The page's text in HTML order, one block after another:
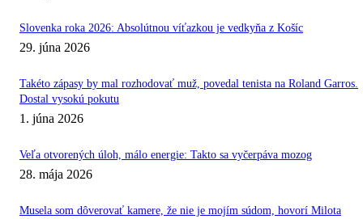
Slovenka roka 2026: Absolútnou víťazkou je vedkyňa z Košíc
29. júna 2026
Takéto zápasy by mal rozhodovať muž, povedal tenista na Roland Garros.
Dostal vysokú pokutu
1. júna 2026
Veľa otvorených úloh, málo energie: Takto sa vyčerpáva mozog
28. mája 2026
Musela som dôverovať kamere, že nie je mojím súdom, hovorí Milota